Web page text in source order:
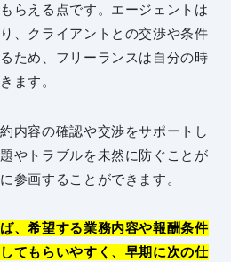
らえる点です。エージェントは
、クライアントとの交渉や条件
ため、フリーランスは自分の時
ます。
内容の確認や交渉をサポートし
やトラブルを未然に防ぐことが
参画することができます。
、希望する業務内容や報酬条件
てもらいやすく、早期に次の仕